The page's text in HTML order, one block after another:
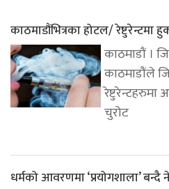
काठमाडौंभित्रका होटल/ रेष्टुरेन्टमा
काठमाडौं ।
काठमाडौंले
रेष्टुरेन्टहरुमा
चुरोट
धर्मको आवरणमा ‘प्रयोगशाला’ बन्दै